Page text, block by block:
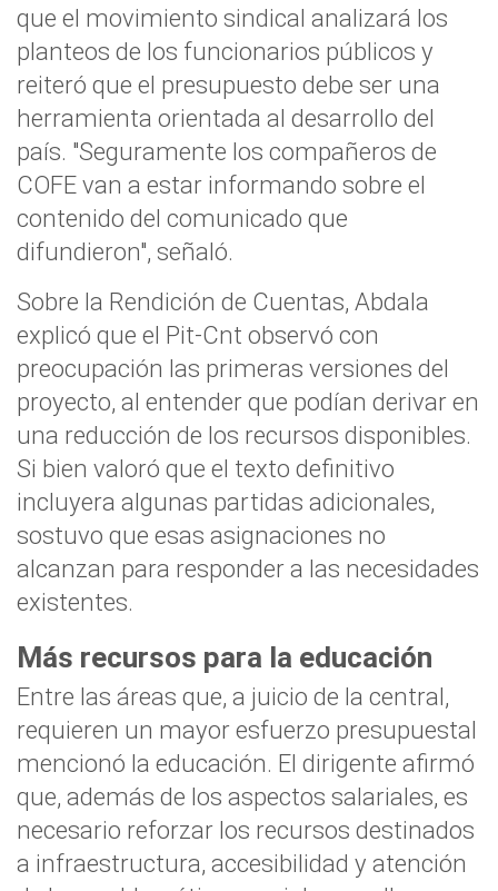
que el movimiento sindical analizará los
planteos de los funcionarios públicos y
reiteró que el presupuesto debe ser una
herramienta orientada al desarrollo del
país. "Seguramente los compañeros de
COFE van a estar informando sobre el
contenido del comunicado que
difundieron", señaló.
Sobre la Rendición de Cuentas, Abdala
explicó que el Pit-Cnt observó con
preocupación las primeras versiones del
proyecto, al entender que podían derivar en
una reducción de los recursos disponibles.
Si bien valoró que el texto definitivo
incluyera algunas partidas adicionales,
sostuvo que esas asignaciones no
alcanzan para responder a las necesidades
existentes.
Más recursos para la educación
Entre las áreas que, a juicio de la central,
requieren un mayor esfuerzo presupuestal
mencionó la educación. El dirigente afirmó
que, además de los aspectos salariales, es
necesario reforzar los recursos destinados
a infraestructura, accesibilidad y atención